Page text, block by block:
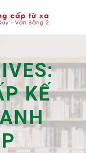
KẾ